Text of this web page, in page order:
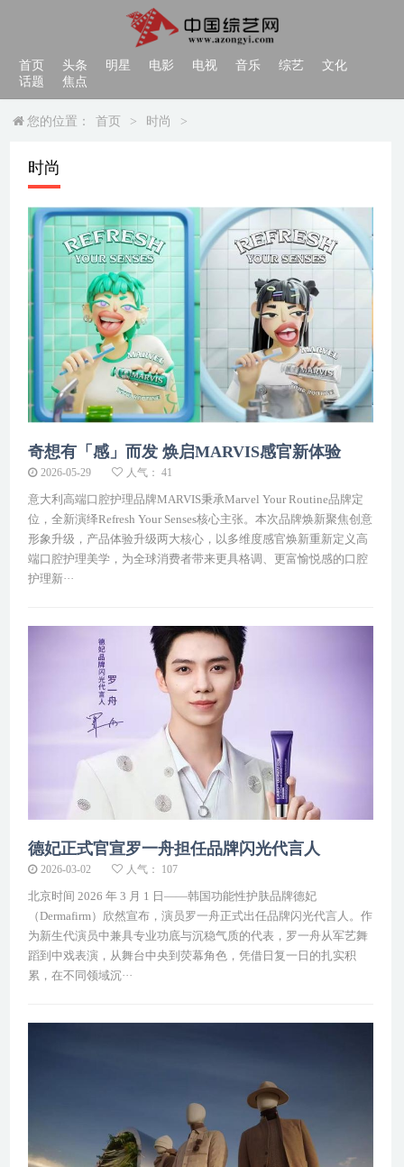
首页 头条 明星 电影 电视 音乐 综艺
文化
话题
焦点
您的位置： 首页 > 时尚 >
时尚
奇想有「感」而发 焕启MARVIS感官新体验
2026-05-29 人气： 41
意大利高端口腔护理品牌MARVIS秉承Marvel Your Routine品牌定
位，全新演绎Refresh Your Senses核心主张。本次品牌焕新聚焦创意
形象升级，产品体验升级两大核心，以多维度感官焕新重新定义高
端口腔护理美学，为全球消费者带来更具格调、更富愉悦感的口腔
护理新···
德妃正式官宣罗一舟担任品牌闪光代言人
2026-03-02 人气： 107
北京时间 2026 年 3 月 1 日——韩国功能性护肤品牌德妃
（Dermafirm）欣然宣布，演员罗一舟正式出任品牌闪光代言人。作
为新生代演员中兼具专业功底与沉稳气质的代表，罗一舟从军艺舞
蹈到中戏表演，从舞台中央到荧幕角色，凭借日复一日的扎实积
累，在不同领域沉···